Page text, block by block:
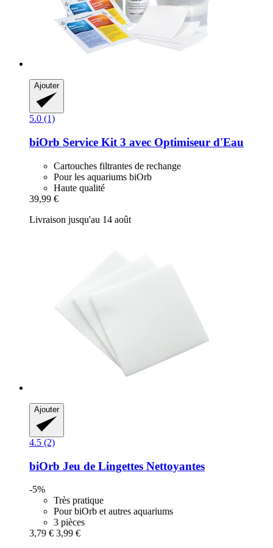
Ajouter
5.0 (1)
biOrb Service Kit 3 avec Optimiseur d'Eau
Cartouches filtrantes de rechange
Pour les aquariums biOrb
Haute qualité
39,99 €
Livraison jusqu'au 14 août
Ajouter
4.5 (2)
biOrb Jeu de Lingettes Nettoyantes
-5%
Très pratique
Pour biOrb et autres aquariums
3 pièces
3,79 € 3,99 €